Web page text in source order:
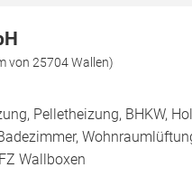
von 25704 Wallen)
Pelletheizung, BHKW,
Wallboxen